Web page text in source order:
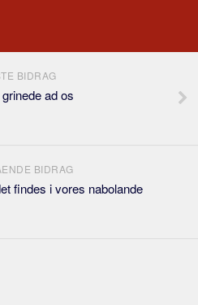
BIDRAG
ad os
BIDRAG
findes i vores nabolande